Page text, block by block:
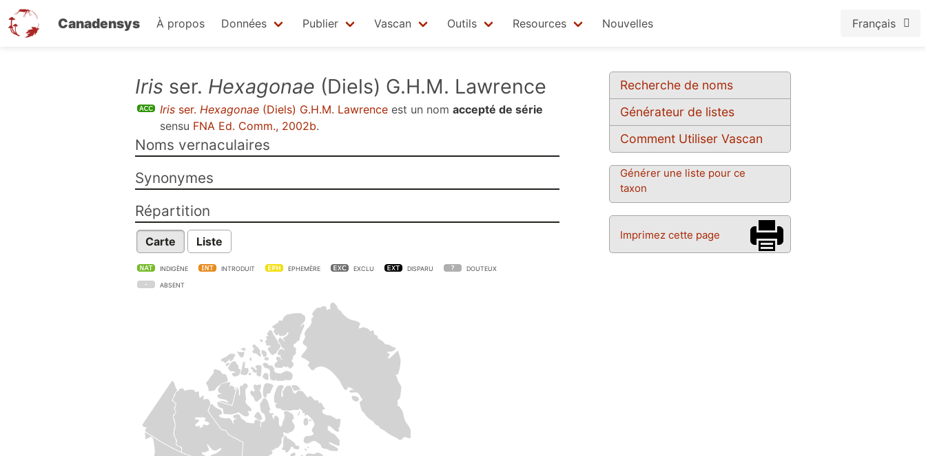
Canadensys À propos Données Publier Vascan Outils Resources Nouvelles Français
Recherche de noms
Générateur de listes
Comment Utiliser Vascan
Générer une liste pour ce
taxon
Imprimez cette page
Iris ser. Hexagonae (Diels) G.H.M. Lawrence
Iris ser. Hexagonae (Diels) G.H.M. Lawrence est un nom accepté de série
sensu FNA Ed. Comm., 2002b.
Noms vernaculaires
Synonymes
Répartition
Carte Liste
INDIGÈNE INTRODUIT EPHEMÈRE EXCLU DISPARU DOUTEUX
ABSENT